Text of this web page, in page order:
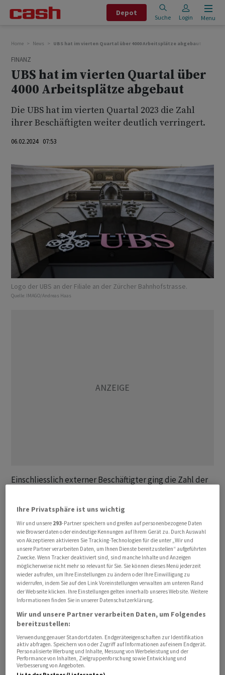
Depot
Suche Login Menu
Home News UBS hat im vierten Quartal über 4000 Arbeitsplätze abgebaut
FINANZ
UBS hat im vierten Quartal über
4000 Arbeitsplätze abgebaut
Die UBS hat im vierten Quartal 2023 die Zahl
ihrer Beschäftigten weiter deutlich verringert.
06.02.2024 07:53
Logo der UBS an der Filiale an der Zürcher Bahnhofstrasse.
Quelle: IMAGO/Andreas Haas
Einschliesslich externer Beschäftigter ging die Zahl der
dritten Quartals weltweit um 4336 Personen auf 138'462
Quartalsbericht der Grossbank zu entnehmen ist.
Die Zahl der internen Angestellten verringerte sich
dabei in den drei Berichtsmonaten um 3139 auf 112'849
Beschäftigte (Vollzeitstellen), wie denUBS-Angaben
weiter zu entnehmen ist. Die Grossbank beschäftigte
Ende des Jahres 2023 ausserdem noch 25'619 externe
Beschäftigte (minus 1198).
Tiefere Personalausgaben und teurer Systemwechsel
Der Rückgang bei den Angestellten widerspiegelt sich
Ihre Privatsphäre ist uns wichtig
Wir und unsere 293-Partner speichern und greifen auf personenbezogene Daten
wie Browserdaten oder eindeutige Kennungen auf Ihrem Gerät zu. Durch Auswahl
von Akzeptieren aktivieren Sie Tracking-Technologien für die unter „Wir und
unsere Partner verarbeiten Daten, um Ihnen Dienste bereitzustellen“ aufgeführten
Zwecke. Wenn Tracker deaktiviert sind, sind manche Inhalte und Anzeigen
möglicherweise nicht mehr so relevant für Sie. Sie können dieses Menü jederzeit
wieder aufrufen, um Ihre Einstellungen zu ändern oder Ihre Einwilligung zu
widerrufen, indem Sie auf den Link Voreinstellungen verwalten am unteren Rand
der Webseite klicken. Ihre Einstellungen gelten innerhalb unseres Website. Weitere
Informationen finden Sie in unserer Datenschutzerklärung.
Wir und unsere Partner verarbeiten Daten, um Folgendes
bereitzustellen:
Verwendung genauer Standortdaten. Endgeräteeigenschaften zur Identifikation
aktiv abfragen. Speichern von oder Zugriff auf Informationen auf einem Endgerät.
Personalisierte Werbung und Inhalte, Messung von Werbeleistung und der
Performance von Inhalten, Zielgruppenforschung sowie Entwicklung und
Verbesserung von Angeboten.